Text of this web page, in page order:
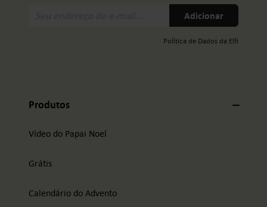
Adicionar
Política de Dados da Elfi
Produtos
Vídeo do Papai Noel
Grátis
Calendário do Advento